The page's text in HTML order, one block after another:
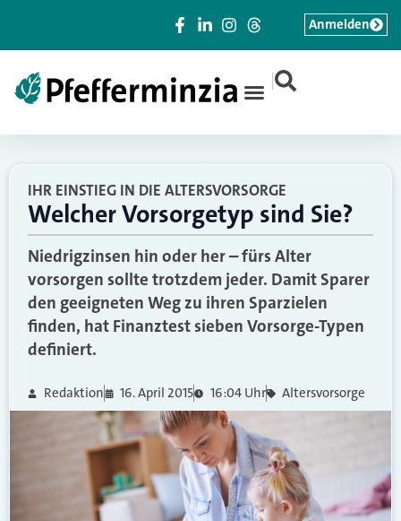
|
Anmelden
IHR EINSTIEG IN DIE ALTERSVORSORGE
Welcher Vorsorgetyp sind Sie?
Niedrigzinsen hin oder her – fürs Alter
vorsorgen sollte trotzdem jeder. Damit Sparer
den geeigneten Weg zu ihren Sparzielen
finden, hat Finanztest sieben Vorsorge-Typen
definiert.
Redaktion 16. April 2015 16:04 Uhr Altersvorsorge